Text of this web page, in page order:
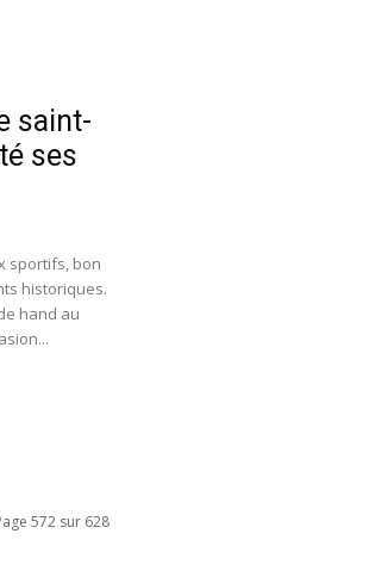
saint-
ses
sportifs, bon
historiques.
hand au
572 sur 628